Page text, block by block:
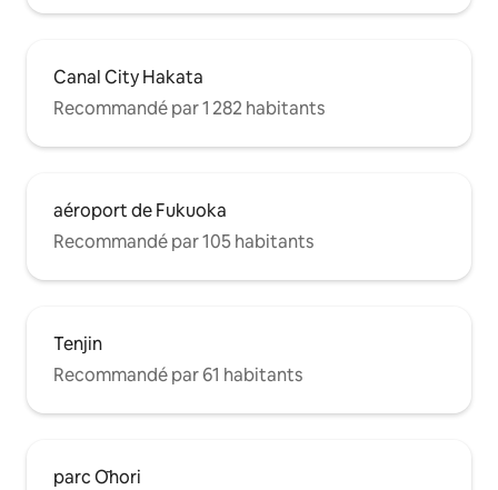
Canal City Hakata
Recommandé par 1 282 habitants
aéroport de Fukuoka
Recommandé par 105 habitants
Tenjin
Recommandé par 61 habitants
parc Ōhori